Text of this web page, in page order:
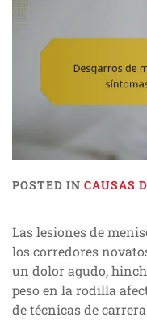
POSTED IN CAUSAS
Las lesiones de
los corredores
un dolor agudo,
peso en la rodilla
de técnicas de